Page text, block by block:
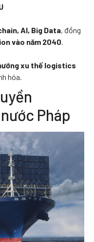
AI, Big Data, đồng
vào năm 2040
xu thế logistics
hóa.
Pháp